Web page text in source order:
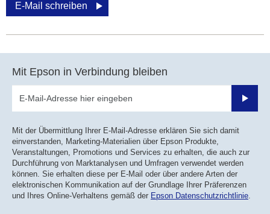
E-Mail schreiben
Mit Epson in Verbindung bleiben
Mit der Übermittlung Ihrer E-Mail-Adresse erklären Sie sich damit
einverstanden, Marketing-Materialien über Epson Produkte,
Veranstaltungen, Promotions und Services zu erhalten, die auch zur
Durchführung von Marktanalysen und Umfragen verwendet werden
können. Sie erhalten diese per E-Mail oder über andere Arten der
elektronischen Kommunikation auf der Grundlage Ihrer Präferenzen
und Ihres Online-Verhaltens gemäß der Epson Datenschutzrichtlinie.